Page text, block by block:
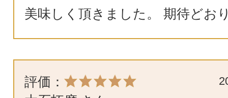
美味しく頂きました。 期待どお
評価：